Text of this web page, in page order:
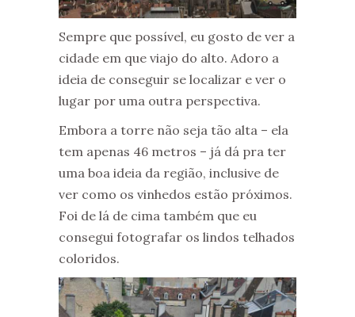
Sempre que possível, eu gosto de ver a
cidade em que viajo do alto. Adoro a
ideia de conseguir se localizar e ver o
lugar por uma outra perspectiva.
Embora a torre não seja tão alta – ela
tem apenas 46 metros – já dá pra ter
uma boa ideia da região, inclusive de
ver como os vinhedos estão próximos.
Foi de lá de cima também que eu
consegui fotografar os lindos telhados
coloridos.